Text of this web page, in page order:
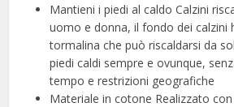
Mantieni i piedi al caldo Calzini
uomo e donna, il fondo dei calzini
tormalina che può riscaldarsi da
piedi caldi sempre e ovunque,
tempo e restrizioni geografiche
Materiale in cotone Realizzato